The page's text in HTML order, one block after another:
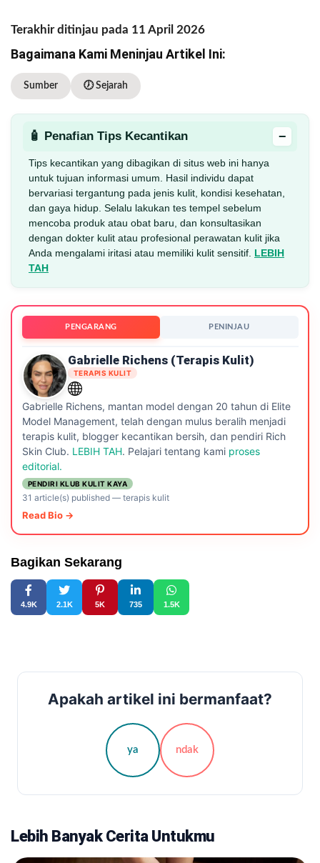
Terakhir ditinjau pada 11 April 2026
Bagaimana Kami Meninjau Artikel Ini:
Sumber 🕖 Sejarah
🧴 Penafian Tips Kecantikan −
Tips kecantikan yang dibagikan di situs web ini hanya
untuk tujuan informasi umum. Hasil individu dapat
bervariasi tergantung pada jenis kulit, kondisi kesehatan,
dan gaya hidup. Selalu lakukan tes tempel sebelum
mencoba produk atau obat baru, dan konsultasikan
dengan dokter kulit atau profesional perawatan kulit jika
Anda mengalami iritasi atau memiliki kulit sensitif. LEBIH
TAH
PENGARANG PENINJAU
Gabrielle Richens (Terapis Kulit)
TERAPIS KULIT
Gabrielle Richens, mantan model dengan 20 tahun di Elite
Model Management, telah dengan mulus beralih menjadi
terapis kulit, blogger kecantikan bersih, dan pendiri Rich
Skin Club. LEBIH TAH. Pelajari tentang kami proses
editorial.
PENDIRI KLUB KULIT KAYA
31 article(s) published— terapis kulit
Read Bio →
Bagikan Sekarang
4.9K 2.1K 5K 735 1.5K
Apakah artikel ini bermanfaat?
ya ndak
Lebih Banyak Cerita Untukmu